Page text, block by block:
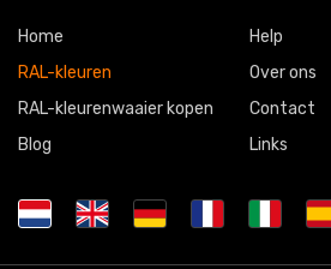
Home
RAL-kleuren
RAL-kleurenwaaier kopen
Blog
Help
Over ons
Contact
Links